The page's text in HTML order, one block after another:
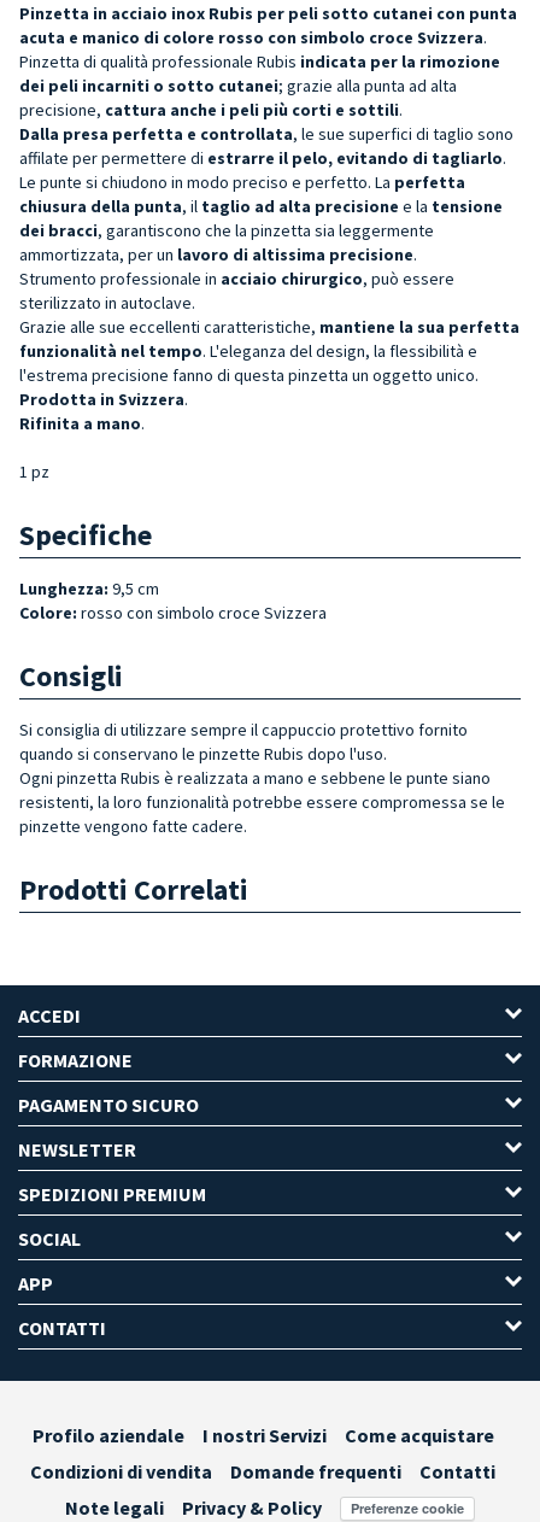
Pinzetta in acciaio inox Rubis per peli sotto cutanei con punta
acuta e manico di colore rosso con simbolo croce Svizzera.
Pinzetta di qualità professionale Rubis indicata per la rimozione
dei peli incarniti o sotto cutanei; grazie alla punta ad alta
precisione, cattura anche i peli più corti e sottili.
Dalla presa perfetta e controllata, le sue superfici di taglio sono
affilate per permettere di estrarre il pelo, evitando di tagliarlo.
Le punte si chiudono in modo preciso e perfetto. La perfetta
chiusura della punta, il taglio ad alta precisione e la tensione
dei bracci, garantiscono che la pinzetta sia leggermente
ammortizzata, per un lavoro di altissima precisione.
Strumento professionale in acciaio chirurgico, può essere
sterilizzato in autoclave.
Grazie alle sue eccellenti caratteristiche, mantiene la sua perfetta
funzionalità nel tempo. L'eleganza del design, la flessibilità e
l'estrema precisione fanno di questa pinzetta un oggetto unico.
Prodotta in Svizzera.
Rifinita a mano.
1 pz
Specifiche
Lunghezza: 9,5 cm
Colore: rosso con simbolo croce Svizzera
Consigli
Si consiglia di utilizzare sempre il cappuccio protettivo fornito
quando si conservano le pinzette Rubis dopo l'uso.
Ogni pinzetta Rubis è realizzata a mano e sebbene le punte siano
resistenti, la loro funzionalità potrebbe essere compromessa se le
pinzette vengono fatte cadere.
Prodotti Correlati
ACCEDI
FORMAZIONE
PAGAMENTO SICURO
NEWSLETTER
SPEDIZIONI PREMIUM
SOCIAL
APP
CONTATTI
Profilo aziendale I nostri Servizi
Come acquistare
Condizioni di vendita
Domande frequenti
Contatti
Note legali
Privacy & Policy Preferenze cookie